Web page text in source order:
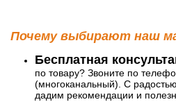
Почему выбирают наш
Бесплатная
по товару? Звоните по
(многоканальный). С
дадим рекомендации и